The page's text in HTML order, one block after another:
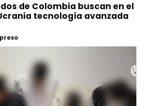
de Colombia buscan en el
tecnología avanzada